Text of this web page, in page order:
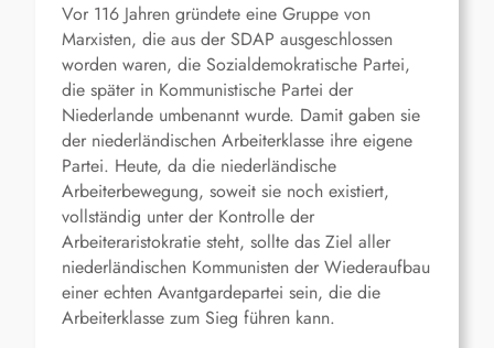
Vor 116 Jahren gründete eine Gruppe von
Marxisten, die aus der SDAP ausgeschlossen
worden waren, die Sozialdemokratische Partei,
die später in Kommunistische Partei der
Niederlande umbenannt wurde. Damit gaben sie
der niederländischen Arbeiterklasse ihre eigene
Partei. Heute, da die niederländische
Arbeiterbewegung, soweit sie noch existiert,
vollständig unter der Kontrolle der
Arbeiteraristokratie steht, sollte das Ziel aller
niederländischen Kommunisten der Wiederaufbau
einer echten Avantgardepartei sein, die die
Arbeiterklasse zum Sieg führen kann.